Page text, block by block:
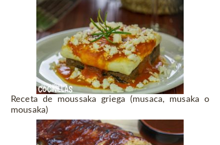
Receta de moussaka griega (musaca, musaka o
mousaka)